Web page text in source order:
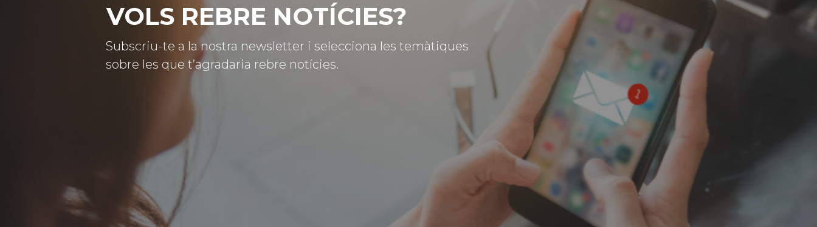
VOLS REBRE NOTÍCIES?
Subscriu-te a la nostra newsletter i selecciona les temàtiques
sobre les que t’agradaria rebre notícies.